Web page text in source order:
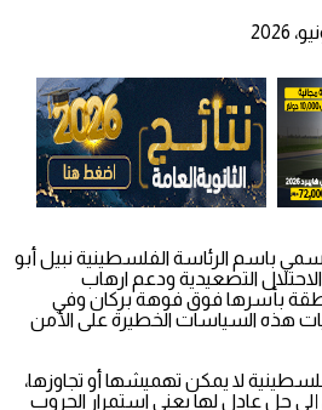
باسم الرئاسة الفلسطينية نبيل أبو
التصعيدية ودعم ارهاب
بأسرها فوق فوهة بركان وفي
هذه السياسات الخطيرة على الأمن
لا يمكن تهميشها أو تجاوزها،
حل عادل لها يعني استمرار الحروب